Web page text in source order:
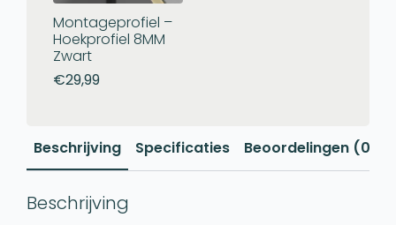
Montageprofiel –
Hoekprofiel 8MM
Zwart
€29,99
Beschrijving Specificaties Beoordelingen (0)
Beschrijving